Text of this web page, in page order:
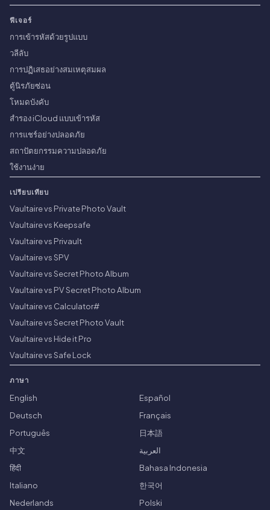
ฟีเจอร์
การเข้ารหัสด้วยรูปแบบ
วลีลับ
การปฏิเสธอย่างสมเหตุสมผล
ตู้นิรภัยซ่อน
โหมดบังคับ
สำรอง iCloud แบบเข้ารหัส
การแชร์อย่างปลอดภัย
สถาปัตยกรรมความปลอดภัย
ใช้งานง่าย
เปรียบเทียบ
Vaultaire vs Private Photo Vault
Vaultaire vs Keepsafe
Vaultaire vs Privault
Vaultaire vs SPV
Vaultaire vs Secret Photo Album
Vaultaire vs PV Secret Photo Album
Vaultaire vs Calculator#
Vaultaire vs Secret Photo Vault
Vaultaire vs Hide it Pro
Vaultaire vs Safe Lock
ภาษา
English
Español
Deutsch
Français
Português
日本語
中文
العربية
हिंदी
Bahasa Indonesia
Italiano
한국어
Nederlands
Polski